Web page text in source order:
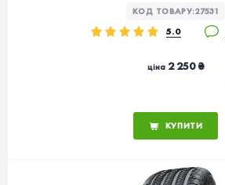
КОД ТОВАРУ:27531
5.0
ціна2 250 ₴
КУПИТИ